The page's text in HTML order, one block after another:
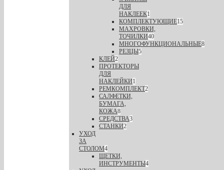
ДЛЯ
НАКЛЕЕК1
КОМПЛЕКТУЮЩИЕ15
МАХРОВКИ,
ТОЧИЛКИ40
МНОГОФУНКЦИОНАЛЬНЫЕ8
РЕЗЦЫ5
КЛЕЙ2
ПРОТЕКТОРЫ
ДЛЯ
НАКЛЕЙКИ1
РЕМКОМПЛЕКТ2
САЛФЕТКИ,
БУМАГА,
КОЖА8
СРЕДСТВА3
СТАНКИ2
УХОД
ЗА
СТОЛОМ4
ЩЕТКИ,
ИНСТРУМЕНТЫ4